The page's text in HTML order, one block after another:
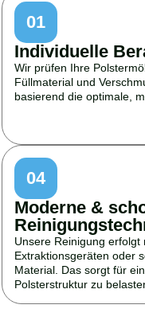
01
Individuelle
Wir prüfen Ihre
Füllmaterial und
basierend die optimale,
04
Moderne &
Unsere Reinigung
Extraktionsgeräten oder
Material. Das sorgt für
Polsterstruktur zu